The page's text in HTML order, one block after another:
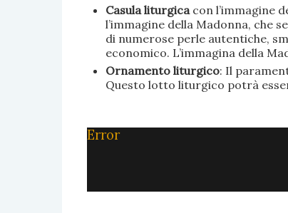
Casula liturgica con l’immagine
l’immagine della Madonna, che
di numerose perle autentiche,
economico. L’immagina della
Ornamento liturgico: Il
Questo lotto liturgico potrà
Error